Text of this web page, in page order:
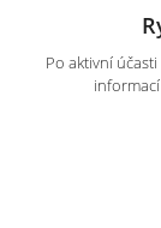
Po aktivní